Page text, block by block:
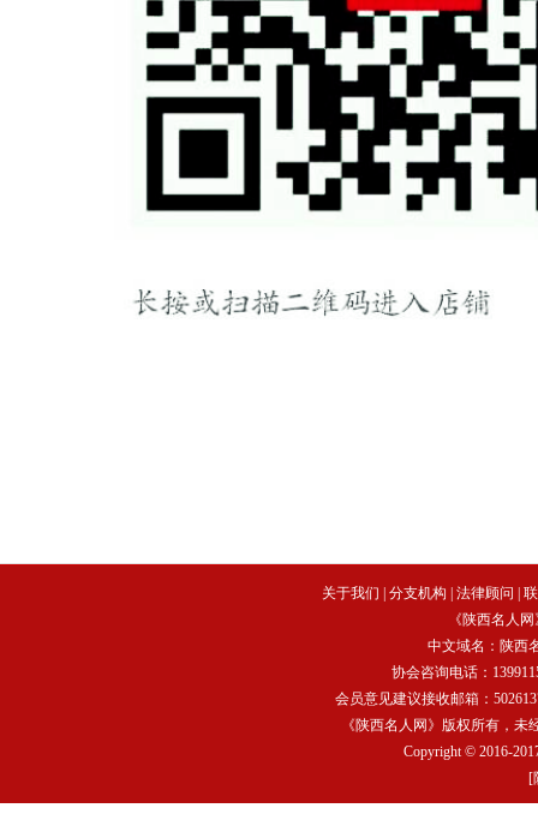
关于我们 分支机构 法律顾问
《陕西名人
中文域名： 陕西
协会咨询电话：
会员意见建议接收邮箱：
《陕西名人网》版权所有，
Copyright © 2016-
[